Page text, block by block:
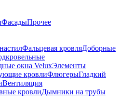
ФасадыПрочее
Фальцевая кровляДоборные
окна VeluxЭлементы
кровлиФлюгерыГладкий
Вентиляция
кровлиДымники на трубы